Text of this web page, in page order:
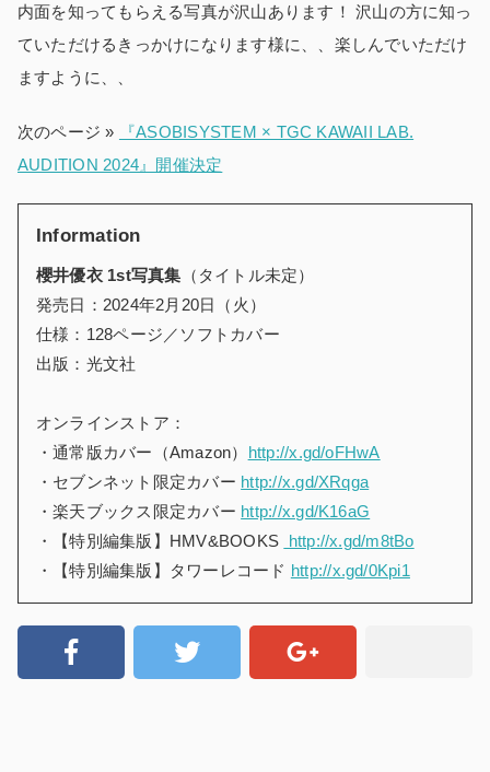
内面を知ってもらえる写真が沢山あります！ 沢山の方に知っ
ていただけるきっかけになります様に、、楽しんでいただけ
ますように、、
次のページ »
『ASOBISYSTEM × TGC KAWAII LAB.
AUDITION 2024』開催決定
Information
櫻井優衣 1st写真集 （タイトル未定）
発売日：2024年2月20日（火）
仕様：128ページ／ソフトカバー
出版：光文社
オンラインストア：
・通常版カバー（Amazon） http://x.gd/oFHwA
・セブンネット限定カバー http://x.gd/XRqga
・楽天ブックス限定カバー http://x.gd/K16aG
・【特別編集版】HMV&BOOKS http://x.gd/m8tBo
・【特別編集版】タワーレコード http://x.gd/0Kpi1